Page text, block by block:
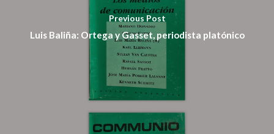
Previous Post
Luis Baliña: Ortega y Gasset, periodista platónico
Pagar
Pagar
Argentina